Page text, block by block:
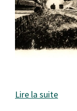
Lire la suite